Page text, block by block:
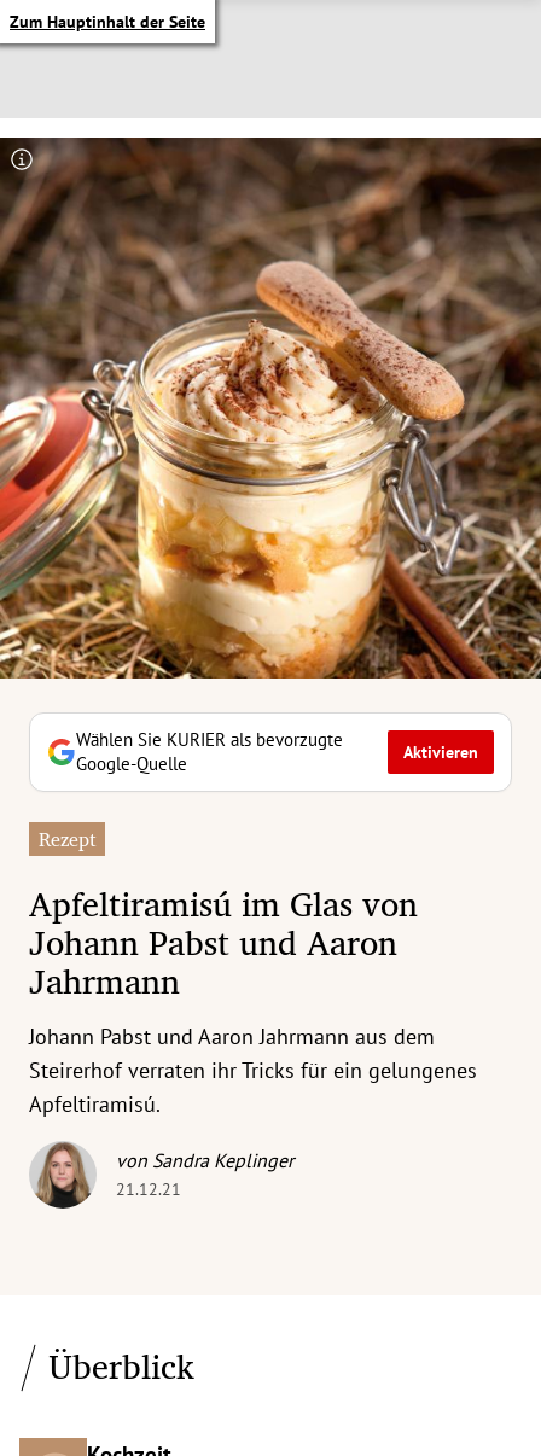
Zum Hauptinhalt der Seite
Untermenü
Untermenü
Untermenü
Untermenü
Untermenü
Untermenü
Untermenü
Untermenü
Untermenü
Untermenü
Wählen Sie KURIER als bevorzugte
Google-Quelle
Aktivieren
Rezept
Apfeltiramisú im Glas von
Johann Pabst und Aaron
Jahrmann
Johann Pabst und Aaron Jahrmann aus dem
Steirerhof verraten ihr Tricks für ein gelungenes
Apfeltiramisú.
von Sandra Keplinger
21.12.21
Überblick